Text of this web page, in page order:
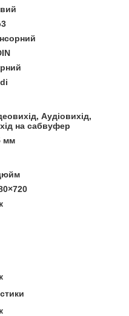
Аудіовихід,
на сабвуфер
мм